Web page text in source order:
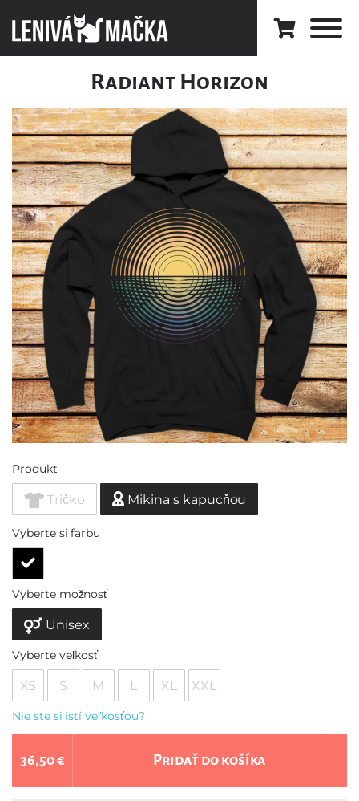
Radiant Horizon
Produkt
Tričko Mikina s kapucňou
Vyberte si farbu
Vyberte možnosť
Unisex
Vyberte veľkosť
XS S M L XL XXL
Nie ste si istí veľkosťou?
36,50 € Pridať do košíka